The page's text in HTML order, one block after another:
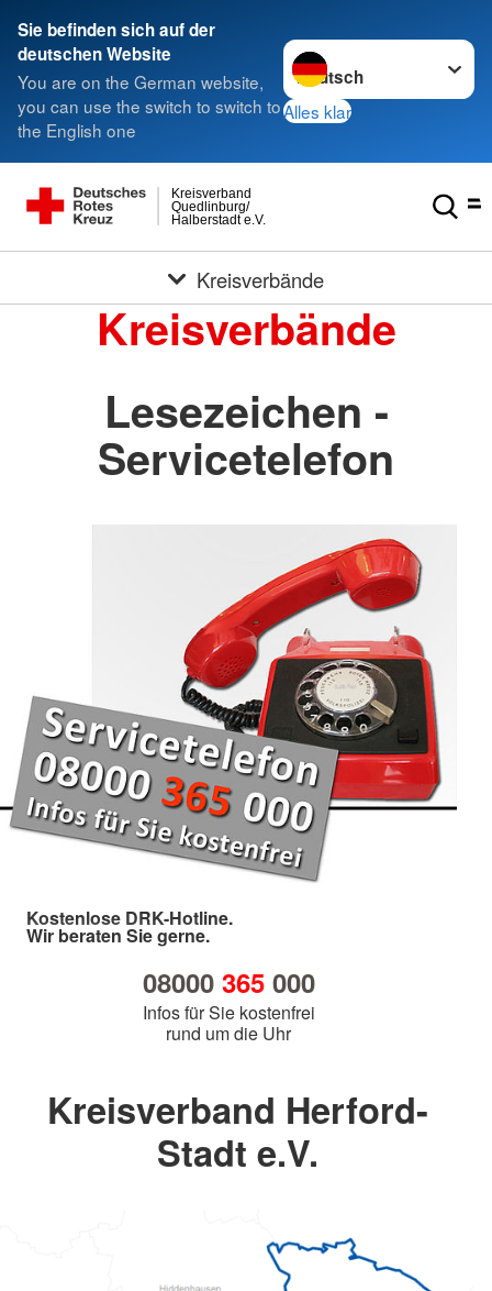
Sie befinden sich auf der
deutschen Website
You are on the German website,
you can use the switch to switch to
the English one
Sprache wechseln zu
Alles klar
Halberstadt e.V.
Quedlinburg/
Kreisverband
Kreisverbände
Kreisverbände
Lesezeichen -
Servicetelefon
Kostenlose DRK-Hotline.
Wir beraten Sie gerne.
08000 365000
Infos für Sie kostenfrei
rund um die Uhr
Kreisverband Herford-
Stadt e.V.